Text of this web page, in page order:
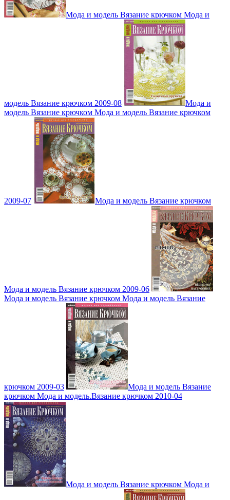
Мода и модель Вязание крючком Мода и
модель Вязание крючком 2009-08
Мода и
модель Вязание крючком Мода и модель Вязание крючком
2009-07 Мода и модель Вязание крючком
Мода и модель Вязание крючком 2009-06
Мода и модель Вязание крючком Мода и модель Вязание
крючком 2009-03
Мода и модель Вязание
крючком Мода и модель.Вязание крючком 2010-04
Мода и модель Вязание крючком Мода и